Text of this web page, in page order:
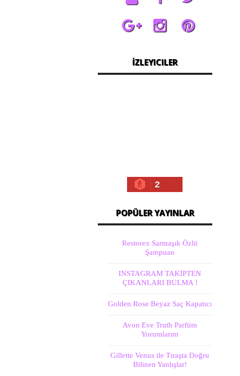
İZLEYICILER
2
POPÜLER YAYINLAR
Restorex Sarmaşık Özlü
Şampuan
INSTAGRAM TAKİPTEN
ÇIKANLARI BULMA !
Golden Rose Beyaz Saç Kapatıcı
Avon Eve Truth Parfüm
Yorumlarım
Gillette Venus ile Tıraşta Doğru
Bilinen Yanlışlar!